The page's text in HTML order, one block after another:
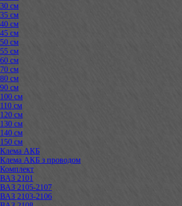
30 см
35 см
40 см
45 см
50 см
55 см
60 см
70 см
80 см
90 см
100 см
110 см
120 см
130 см
140 см
150 см
Клема АКБ
Клема АКБ з проводом
Комплект
ВАЗ 2101
ВАЗ 2105-2107
ВАЗ 2103-2106